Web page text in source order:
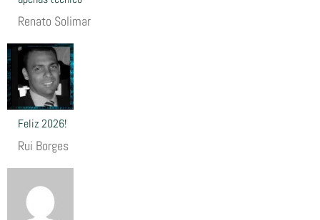
Renato Solimar
Feliz 2026!
Rui Borges